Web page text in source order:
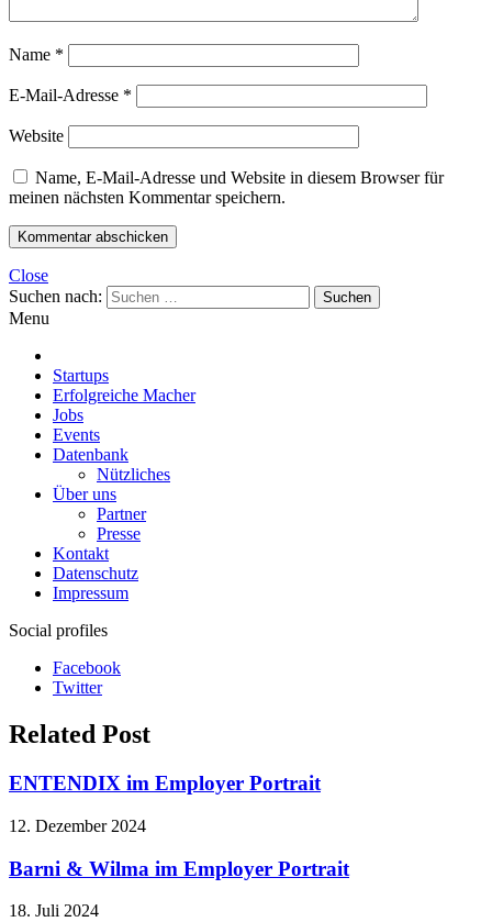
Name *
E-Mail-Adresse *
Website
Name, E-Mail-Adresse und Website in diesem Browser für
meinen nächsten Kommentar speichern.
Close
Suchen nach:
Menu
Startups
Erfolgreiche Macher
Jobs
Events
Datenbank
Nützliches
Über uns
Partner
Presse
Kontakt
Datenschutz
Impressum
Social profiles
Facebook
Twitter
Related Post
ENTENDIX im Employer Portrait
12. Dezember 2024
Barni & Wilma im Employer Portrait
18. Juli 2024